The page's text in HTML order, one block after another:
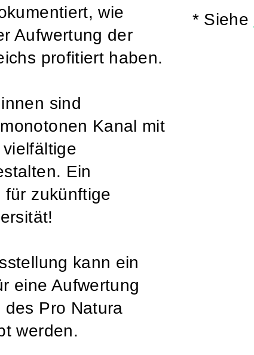
wie
Aufwertung der
profitiert haben.
sind
Kanal mit
Ein
für zukünftige
kann ein
eine Aufwertung
Pro Natura
werden.
* Siehe